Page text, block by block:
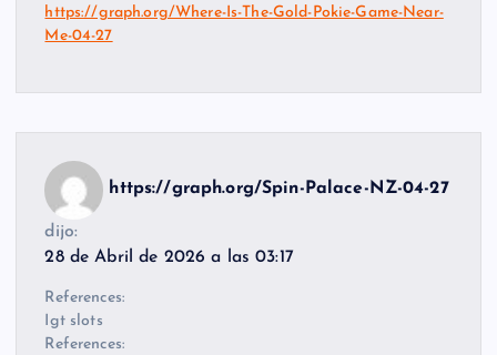
https://graph.org/Where-Is-The-Gold-Pokie-Game-Near-
Me-04-27
https://graph.org/Spin-Palace-NZ-04-27
dijo:
28 de Abril de 2026 a las 03:17
References:
Igt slots
References: